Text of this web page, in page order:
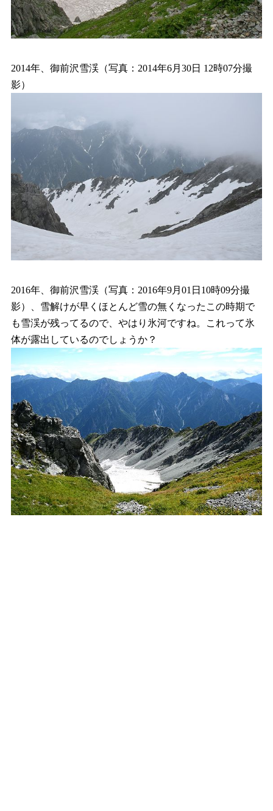
2014年、御前沢雪渓（写真：2014年6月30日 12時07分撮
影）
2016年、御前沢雪渓（写真：2016年9月01日10時09分撮
影）、雪解けが早くほとんど雪の無くなったこの時期で
も雪渓が残ってるので、やはり氷河ですね。これって氷
体が露出しているのでしょうか？